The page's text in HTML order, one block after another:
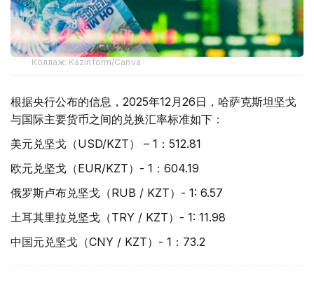
Коллаж: Kazinform/Canva
根据央行公布的信息，2025年12月26日，哈萨克斯坦坚戈
与国际主要货币之间的兑换汇率标准如下：
美元兑坚戈（USD/KZT） – 1：512.81
欧元兑坚戈（EUR/KZT）- 1：604.19
俄罗斯卢布兑坚戈（RUB / KZT）- 1: 6.57
土耳其里拉兑坚戈（TRY / KZT）- 1: 11.98
中国元兑坚戈（CNY / KZT）- 1：73.2